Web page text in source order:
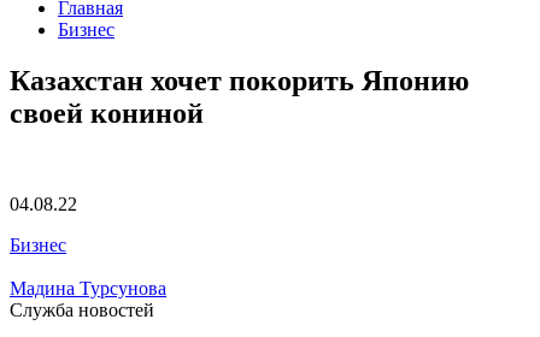
Главная
Бизнес
Казахстан хочет покорить Японию
своей кониной
04.08.22
Бизнес
Мадина Турсунова
Служба новостей